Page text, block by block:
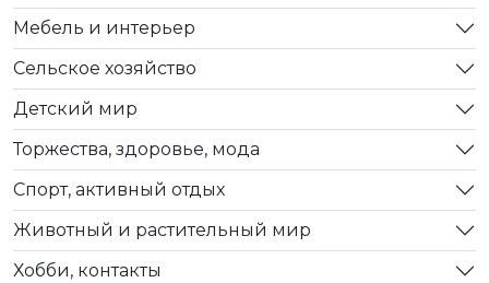
Мебель и интерьер
Сельское хозяйство
Детский мир
Торжества, здоровье, мода
Спорт, активный отдых
Животный и растительный мир
Хобби, контакты